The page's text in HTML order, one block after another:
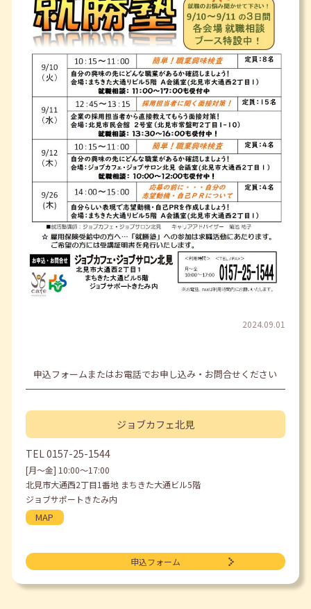
2024.09.01
申込フォームまたはお電話でお申し込み・お問合せください
ジョブカフェ北見
TEL 0157-25-1544
[月〜金] 10:00〜17:00
北見市大通西2丁目1番地 まちきた大通ビル5階
ジョブサポートきたみ内
MAP
申込フォーム